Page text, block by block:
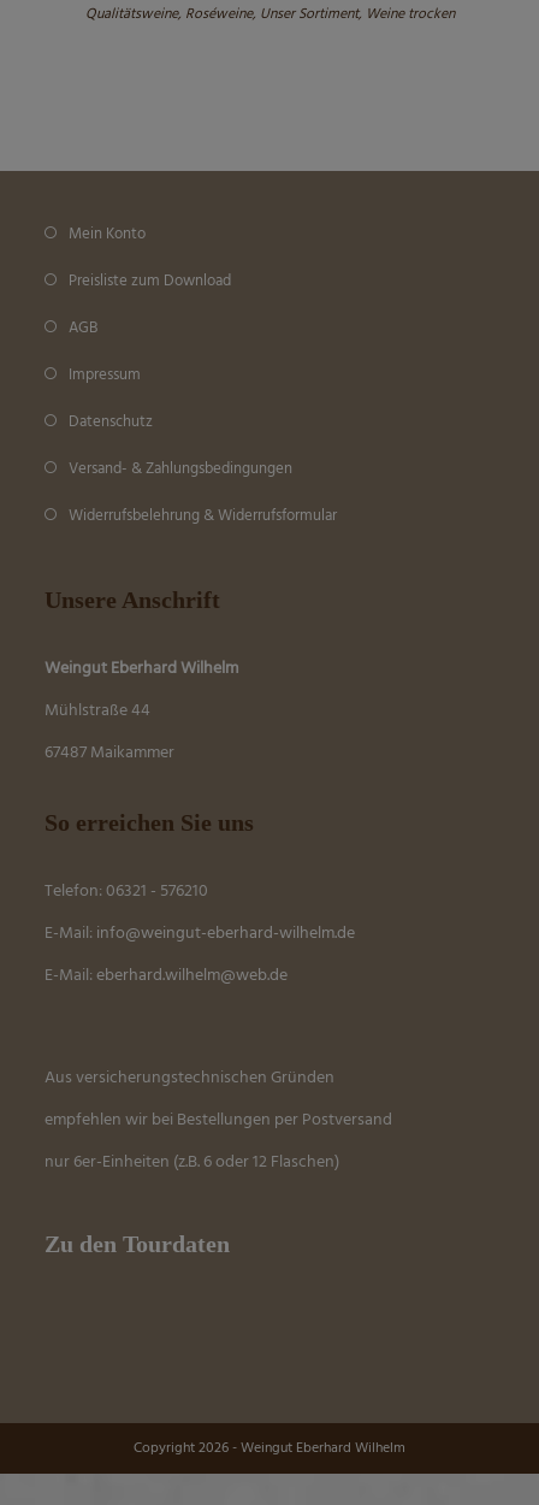
Qualitätsweine, Roséweine, Unser Sortiment, Weine trocken
Mein Konto
Preisliste zum Download
AGB
Impressum
Datenschutz
Versand- & Zahlungsbedingungen
Widerrufsbelehrung & Widerrufsformular
Unsere Anschrift
Weingut Eberhard Wilhelm
Mühlstraße 44
67487 Maikammer
So erreichen Sie uns
Telefon: 06321 - 576210
E-Mail: info@weingut-eberhard-wilhelm.de
E-Mail:eberhard.wilhelm@web.de
Aus versicherungstechnischen Gründen
empfehlen wir bei Bestellungen per Postversand
nur 6er-Einheiten (z.B. 6 oder 12 Flaschen)
Zu den Tourdaten
Copyright 2026 - Weingut Eberhard Wilhelm